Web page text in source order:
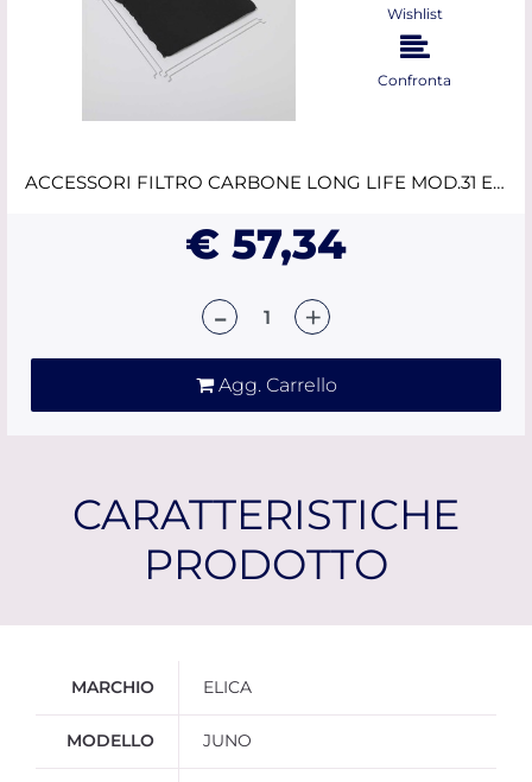
Wishlist
Confronta
ACCESSORI FILTRO CARBONE LONG LIFE MOD.31 ELICA
€ 57,34
Agg. Carrello
CARATTERISTICHE
PRODOTTO
MARCHIO ELICA
MODELLO JUNO